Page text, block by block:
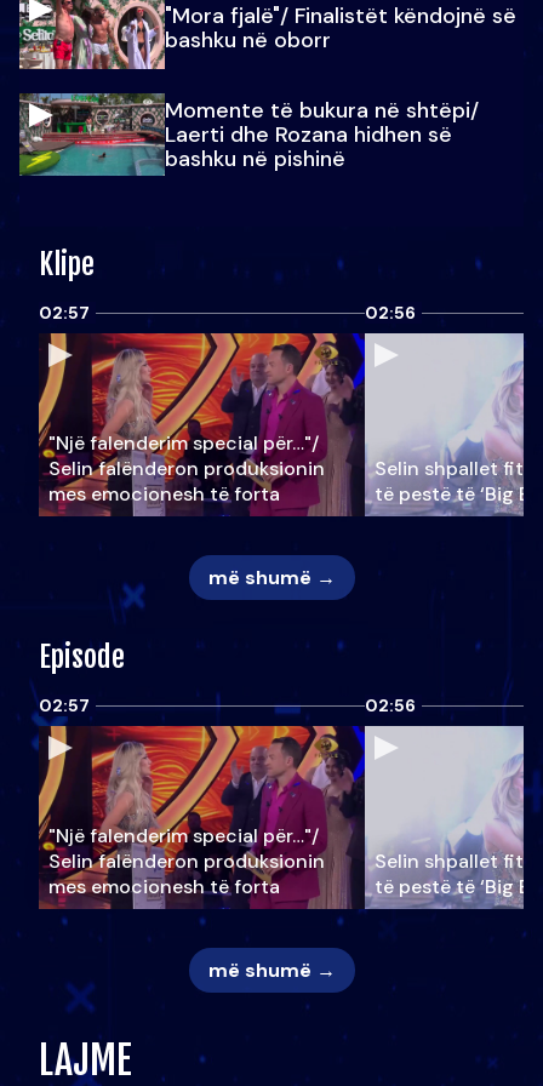
"Mora fjalë"/ Finalistët këndojnë së
bashku në oborr
Momente të bukura në shtëpi/
Laerti dhe Rozana hidhen së
bashku në pishinë
Klipe
02:57
"Një falenderim special për…"/
Selin falënderon produksionin
mes emocionesh të forta
02:56
Selin shpallet
të pestë të ‘Big
më shumë →
Episode
02:57
"Një falenderim special për…"/
Selin falënderon produksionin
mes emocionesh të forta
02:56
Selin shpallet
të pestë të ‘Big
më shumë →
LAJME